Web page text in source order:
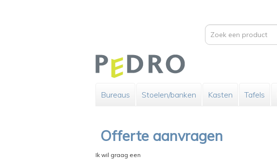
Bureaus Stoelen/banken Kasten Tafels
Offerte aanvragen
Ik wil graag een